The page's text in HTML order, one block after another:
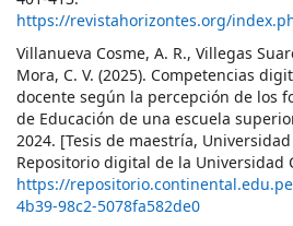
https://revistahorizontes.org/
Villanueva Cosme, A. R., Villegas
Mora, C. V. (2025). Competencias
docente según la percepción de los
de Educación de una escuela
2024. [Tesis de maestría,
Repositorio digital de la Universidad
https://
4b39-98c2-5078fa582de0